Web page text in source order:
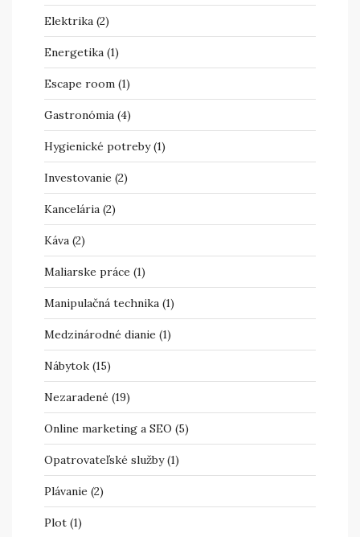
Elektrika (2)
Energetika (1)
Escape room (1)
Gastronómia (4)
Hygienické potreby(1)
Investovanie (2)
Kancelária (2)
Káva (2)
Maliarske práce (1)
Manipulačná technika (1)
Medzinárodné dianie (1)
Nábytok (15)
Nezaradené (19)
Online marketing a SEO (5)
Opatrovateľské služby(1)
Plávanie (2)
Plot (1)